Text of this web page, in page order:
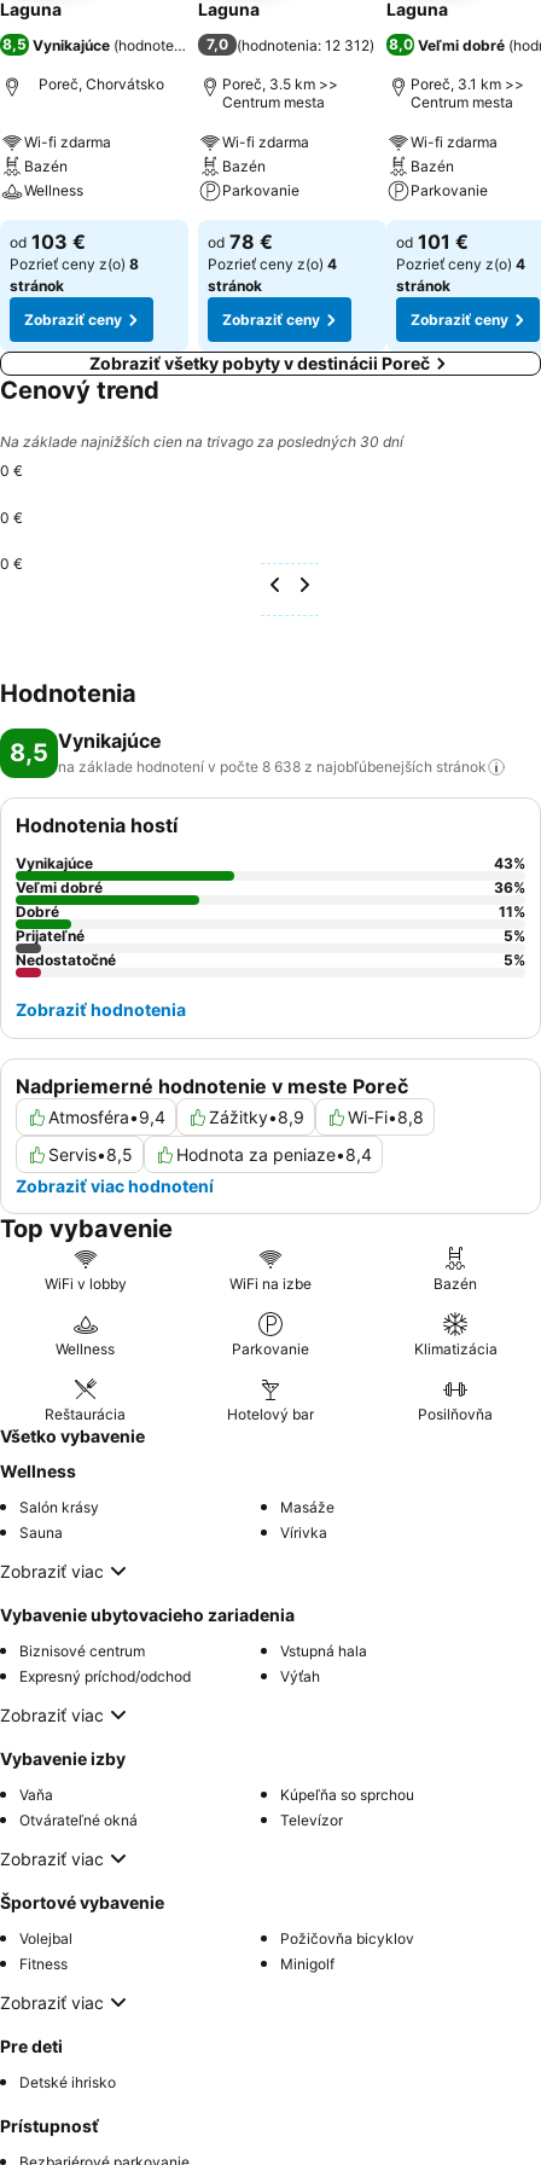
Laguna
8,5 Vynikajúce (hodnotenia: 8 638)
Poreč, Chorvátsko
Wi-fi zdarma
Bazén
Wellness
od 103 €
Pozrieť ceny z(o) 8
stránok
Zobraziť ceny
Laguna
7,0 (hodnotenia: 12 312)
Poreč, 3.5 km >>
Centrum mesta
Wi-fi zdarma
Bazén
Parkovanie
od 78 €
Pozrieť ceny z(o) 4
stránok
Zobraziť ceny
Laguna
8,0 Veľmi dobré (
Poreč, 3.1 km >>
Centrum mesta
Wi-fi zdarma
Bazén
Parkovanie
od 101 €
Pozrieť ceny z(o) 4
stránok
Zobraziť ceny
Zobraziť všetky pobyty v destinácii Poreč
Cenový trend
Na základe najnižších cien na trivago za posledných 30 dní
0 €
0 €
0 €
Hodnotenia
8,5 Vynikajúce
na základe hodnotení v počte 8 638 z najobľúbenejších stránok
Nadpriemerné hodnotenie v meste Poreč
Atmosféra•9,4 Zážitky•8,9 Wi-Fi•8,8
Servis•8,5 Hodnota za peniaze•8,4
Zobraziť viac hodnotení
Hodnotenia hostí
Vynikajúce 43%
Veľmi dobré
36%
Dobré
11%
Prijateľné
5%
Nedostatočné
5%
Zobraziť hodnotenia
Top vybavenie
WiFi v lobby WiFi na izbe Bazén
Wellness Parkovanie Klimatizácia
Reštaurácia Hotelový bar Posilňovňa
Všetko vybavenie
Wellness
Salón krásy
Masáže
Sauna
Vírivka
Zobraziť viac
Vybavenie ubytovacieho zariadenia
Biznisové centrum
Vstupná hala
Expresný príchod/odchod
Výťah
Zobraziť viac
Vybavenie izby
Vaňa
Kúpeľňa so sprchou
Otvárateľné okná
Televízor
Zobraziť viac
Športové vybavenie
Volejbal
Požičovňa bicyklov
Fitness
Minigolf
Zobraziť viac
Pre deti
Detské ihrisko
Prístupnosť